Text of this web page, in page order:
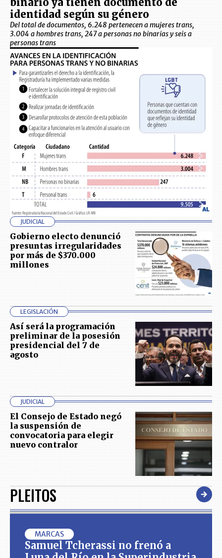
identidad según su género
Del total de documentos, 6.248 pertenecen a mujeres trans,
3.004 a hombres trans, 247 a personas no binarias y seis a
personas trans
JUDICIAL
Gobierno electo denunció
presuntas irregularidades
por más de $370.000
millones
LEGISLACIÓN
Así será la programación
preliminar de la posesión
presidencial del 7 de
agosto
JUDICIAL
El Consejo de Estado negó
la suspensión de
convocatoria para elegir
nuevo contralor
PLEITOS
MARCAS
Samuel Tcherassi no frenó a